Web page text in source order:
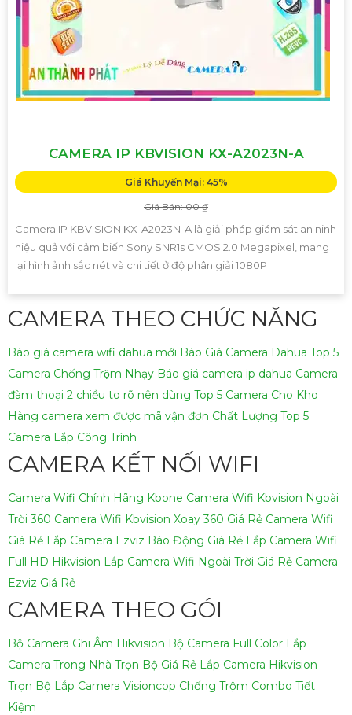
CAMERA IP KBVISION KX-A2023N-A
Giá Khuyến Mại: 45%
Giá Bán: 00 ₫
Camera IP KBVISION KX-A2023N-A là giải pháp giám sát an ninh
hiệu quả với cảm biến Sony SNR1s CMOS 2.0 Megapixel, mang
lại hình ảnh sắc nét và chi tiết ở độ phân giải 1080P
CAMERA THEO CHỨC NĂNG
Báo giá camera wifi dahua mới Báo Giá Camera Dahua Top 5
Camera Chống Trộm Nhạy Báo giá camera ip dahua Camera
đàm thoại 2 chiều to rõ nên dùng Top 5 Camera Cho Kho
Hàng camera xem được mã vận đơn Chất Lượng Top 5
Camera Lắp Công Trình
CAMERA KẾT NỐI WIFI
Camera Wifi Chính Hãng Kbone Camera Wifi Kbvision Ngoài
Trời 360 Camera Wifi Kbvision Xoay 360 Giá Rẻ Camera Wifi
Giá Rẻ Lắp Camera Ezviz Báo Động Giá Rẻ Lắp Camera Wifi
Full HD Hikvision Lắp Camera Wifi Ngoài Trời Giá Rẻ Camera
Ezviz Giá Rẻ
CAMERA THEO GÓI
Bộ Camera Ghi Âm Hikvision Bộ Camera Full Color Lắp
Camera Trong Nhà Trọn Bộ Giá Rẻ Lắp Camera Hikvision
Trọn Bộ Lắp Camera Visioncop Chống Trộm Combo Tiết
Kiệm